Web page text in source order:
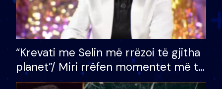
“Krevati me Selin më rrëzoi të gjitha
planet”/ Miri rrëfen momentet më të
bukura në shtëpinë e BB VIP: Do më